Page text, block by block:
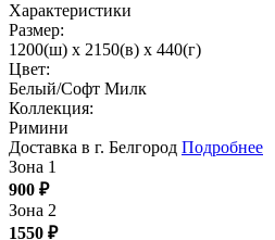
Характеристики
Размер:
1200(ш) x 2150(в) x 440(г)
Цвет:
Белый/Софт Милк
Коллекция:
Римини
Доставка в г. Белгород Подробнее
Зона 1
900 ₽
Зона 2
1550 ₽